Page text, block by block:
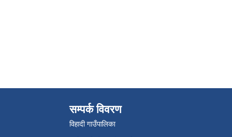
सम्पर्क विवरण
विहादी गाउँपालिका